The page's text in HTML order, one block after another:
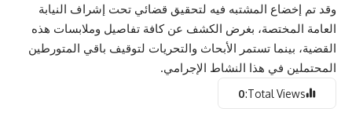
وقد تم إخضاع المشتبه فيه لتحقيق قضائي تحت إشراف النيابة
العامة المختصة، بغرض الكشف عن كافة تفاصيل وملابسات هذه
القضية، بينما تستمر الأبحاث والتحريات لتوقيف باقي المتورطين
المحتملين في هذا النشاط الإجرامي.
Total Views:
0